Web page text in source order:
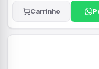
Carrinho